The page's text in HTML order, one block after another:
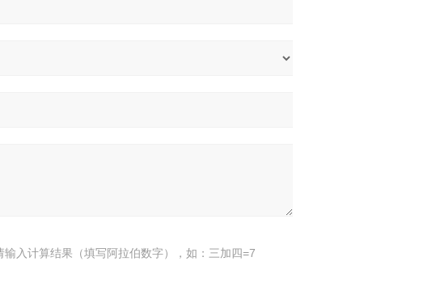
输入计算结果（填写阿拉伯数字），如：三加四=7